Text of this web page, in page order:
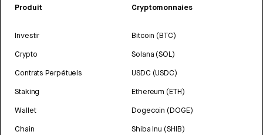
Produit
Investir
Crypto
Contrats Perpétuels
Staking
Wallet
Chain
Cryptomonnaies
Bitcoin (BTC)
Solana (SOL)
USDC (USDC)
Ethereum (ETH)
Dogecoin (DOGE)
Shiba Inu (SHIB)